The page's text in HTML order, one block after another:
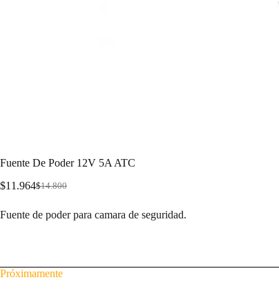
Fuente De Poder 12V 5A ATC
$14.800
$11.964
Fuente de poder para camara de seguridad.
Próximamente